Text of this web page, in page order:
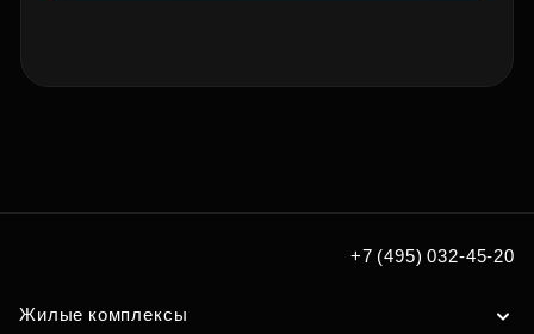
+7 (495) 032-45-20
Жилые комплексы